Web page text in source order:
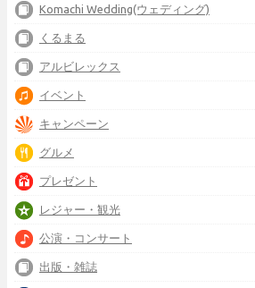
Komachi Wedding(ウェディング)
くるまる
アルビレックス
イベント
キャンペーン
グルメ
プレゼント
レジャー・観光
公演・コンサート
出版・雑誌